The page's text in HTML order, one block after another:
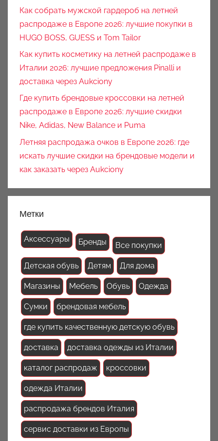
Как собрать мужской гардероб на летней
распродаже в Европе 2026: лучшие покупки в
HUGO BOSS, GUESS и Tom Tailor
Как купить косметику на летней распродаже в
Италии 2026: лучшие предложения Pinalli и
доставка через Aukciony
Где купить брендовые кроссовки на летней
распродаже в Европе 2026: лучшие скидки
Nike, Adidas, New Balance и Puma
Летняя распродажа очков в Европе 2026: где
искать лучшие скидки на брендовые модели и
как заказать через Aukciony
Метки
Аксессуары Бренды Все покупки
Детская обувь Детям Для дома
Магазины Мебель Обувь Одежда
Сумки брендовая мебель
где купить качественную детскую обувь
доставка доставка одежды из Италии
каталог распродаж кроссовки
одежда Италии
распродажа брендов Италия
сервис доставки из Европы